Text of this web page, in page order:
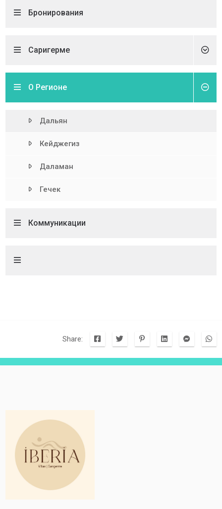
Бронирования
Саригерме
О Регионе
Дальян
Кейджегиз
Даламан
Гечек
Коммуникации
Share: